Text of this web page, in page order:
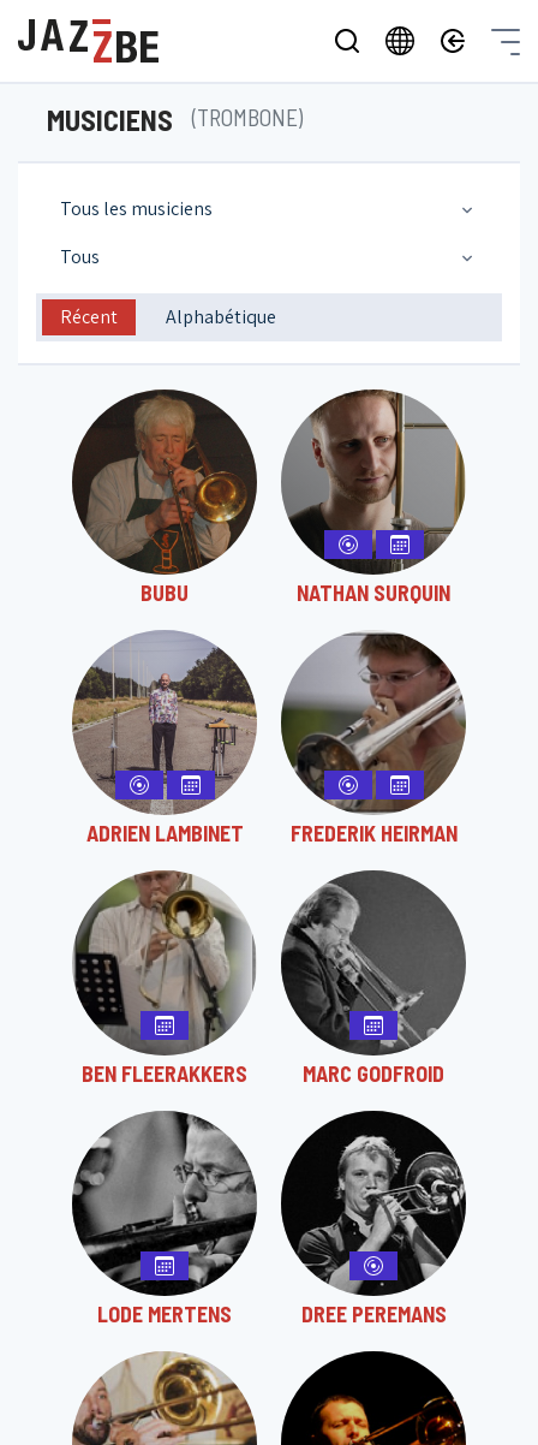
MUSICIENS (TROMBONE)
Tous les musiciens
Tous
Récent Alphabétique
BUBU NATHAN SURQUIN
ADRIEN LAMBINET FREDERIK HEIRMAN
BEN FLEERAKKERS MARC GODFROID
LODE MERTENS DREE PEREMANS